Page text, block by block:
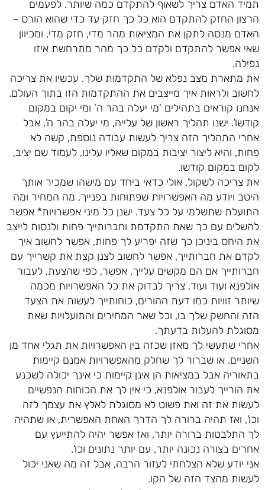
תמיד האדם צריך לשאוף להתקדם כמה שיותר. לפעמים
הרצון החזק להתקדם הוא כל כך חזק עד כדי שהוא הורס –
האדם מנסה לתקן את המציאות מהר מדי, חזק מדי, ומכיוון
שאי אפשר להתקדם ולקדם כל כך מהר מתרחשת איזו
נפילה.
את מתארת מצב נפלא של התקדמות שלך. עכשיו את צריכה
לחשוב ולראות איך מייצבים את ההתקדמות הזו בתוך העולם.
אנחנו קוראים בתהילים 'מי יעלה בהר ה' ומי יקום במקום
קודשו'. ישנו תהליך ראשון של עלייה, מי יעלה בהר ה', אבל
אחרי התהליך הזה צריך לעשות עבודה נוספת, קשה לא
פחות, והיא ליצור יציבות במקום שאליו עלינו, לעמוד שם יציב,
לקום במקום קודשו.
את צריכה לשקול, אולי כדאי ביחד עם מישהו שמכיר אותך
היטב ויודע מה האפשרויות שפתוחות בפנייך, מה המחיר ומה
התועלת שתשלמי על כל צעד. ישנן כל מיני אפשרויות* אפשר
להשלים עם כך שאת התקדמת וחברותייך פחות ולנסות לייצב
את היחס ביניכן כך שזה יפריע לך פחות, אפשר לחשוב איך
לקדם את חברותייך, אפשר לחשוב לצנן קצת את קשרייך עם
חברותייך אם הם מקשים עלייך, אפשר, כפי שהצעת, לעבור
אולפנא ועוד ועוד. צריך לבדוק את כל האפשרויות מכמה
שיותר זוויות כמו דעת ההורים, כוחותייך לעשות את הצעד
הזה והחשק שלך בו, וכל שאר המחירים והתועלויות שאת
מסוגלת להעלות בדעתך.
אחרי שתעשי לך מאזן שכזה בין האפשרויות את תגלי אחד מן
השניים. או שברור לך שחלק מהאפשרויות אמנם קיימות
בתאוריה אבל במציאות הן אינן קיימות כי אינך יכולה לשכנע
את הורייך לעבור אולפנא, כי אין לך את הכוחות הנפשיים
לעשות את זה ואת פשוט לא מסוגלת לאלץ את עצמך לזה
וכו', ואז תהיה ברורה לך הדרך האחת האפשרית, או שתהיה
לך התלבטות ברורה יותר, ואז אפשר יהיה להתייעץ עם
אחרים בצורה נכונה יותר, עם יותר נתונים וכו'.
אני יודע שלא הצלחתי לעזור הרבה, אבל זה מה שאני יכול
לעשות מהצד הזה של הקו.